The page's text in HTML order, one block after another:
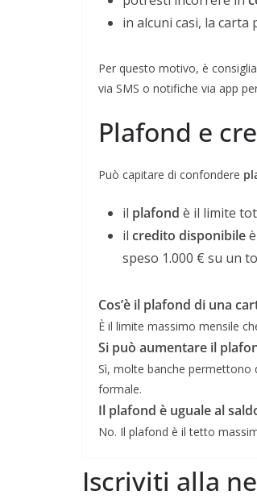
in alcuni casi, la
Per questo motivo, è
via SMS o notifiche via app
Plafond e
Può capitare di confondere
il plafond è il limite
il credito disponibile
speso 1.000 € su un
Cos’è il plafond di una
È il limite massimo mensile
Si può aumentare il
Sì, molte banche
formale.
Il plafond è uguale al
No. Il plafond è il tetto
Iscriviti alla